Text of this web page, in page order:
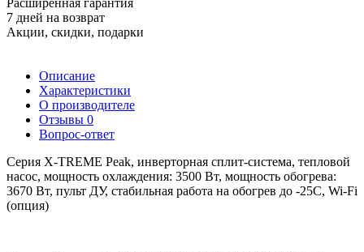
7 дней на возврат
Акции, скидки, подарки
Описание
Характеристики
О производителе
Отзывы 0
Вопрос-ответ
Серия X-TREME Peak, инверторная сплит-система, тепловой
насос, мощность охлаждения: 3500 Вт, мощность обогрева:
3670 Вт, пульт ДУ, стабильная работа на обогрев до -25С, Wi-Fi
(опция)